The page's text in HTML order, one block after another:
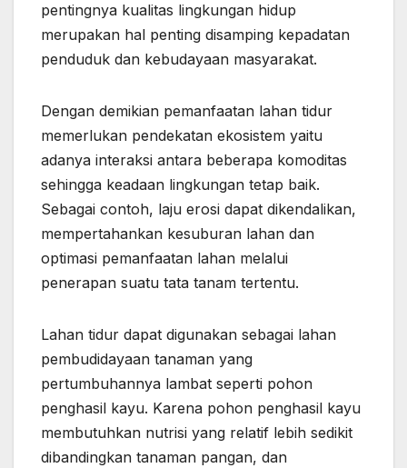
pentingnya kualitas lingkungan hidup
merupakan hal penting disamping kepadatan
penduduk dan kebudayaan masyarakat.
Dengan demikian pemanfaatan lahan tidur
memerlukan pendekatan ekosistem yaitu
adanya interaksi antara beberapa komoditas
sehingga keadaan lingkungan tetap baik.
Sebagai contoh, laju erosi dapat dikendalikan,
mempertahankan kesuburan lahan dan
optimasi pemanfaatan lahan melalui
penerapan suatu tata tanam tertentu.
Lahan tidur dapat digunakan sebagai lahan
pembudidayaan tanaman yang
pertumbuhannya lambat seperti pohon
penghasil kayu. Karena pohon penghasil kayu
membutuhkan nutrisi yang relatif lebih sedikit
dibandingkan tanaman pangan, dan